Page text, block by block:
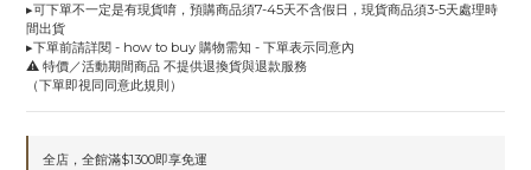
▸可下單不一定是有現貨唷，預購商品須7-45天不含假日，現貨商品須3-5天處理時
間出貨
▸下單前請詳閱 - how to buy 購物需知 - 下單表示同意內
⚠️ 特價／活動期間商品 不提供退換貨與退款服務
（下單即視同同意此規則）
全店，全館滿$1300即享免運